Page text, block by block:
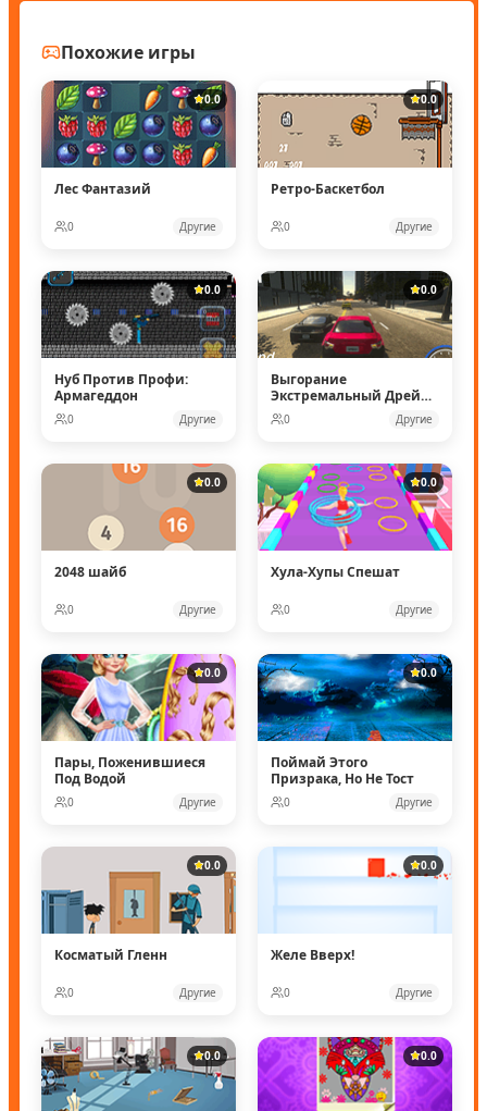
Похожие игры
0.0
Лес Фантазий
0 Другие
0.0
Ретро-Баскетбол
0 Другие
0.0
Нуб Против Профи:
Армагеддон
0 Другие
0.0
Выгорание
Экстремальный Дрейф
3 0 Другие
0.0
2048 шайб
0 Другие
0.0
Хула-Хупы Спешат
0 Другие
0.0
Пары, Поженившиеся
Под Водой
0 Другие
0.0
Поймай Этого
Призрака, Но Не Тост
0 Другие
0.0
Косматый Гленн
0 Другие
0.0
Желе Вверх!
0 Другие
0.0 0.0